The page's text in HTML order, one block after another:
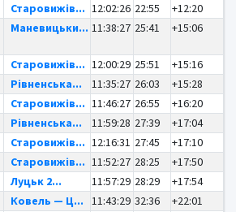
Старовижів... 12:02:26 22:55
+12:20
Маневицьки... 11:38:27 25:41 +15:06
Старовижів... 12:00:29 25:51
+15:16
Рівненська... 11:35:27 26:03
+15:28
Старовижів... 11:46:27 26:55
+16:20
Рівненська... 11:59:28 27:39
+17:04
Старовижів... 12:16:31 27:45
+17:10
Старовижів... 11:52:27 28:25
+17:50
Луцьк 2... 11:57:29 28:29
+17:54
Ковель — Ц... 11:43:29 32:36
+22:01